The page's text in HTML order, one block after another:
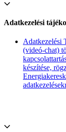
Adatkezelési
Adatkezelési
(videó-chat)
készítése,